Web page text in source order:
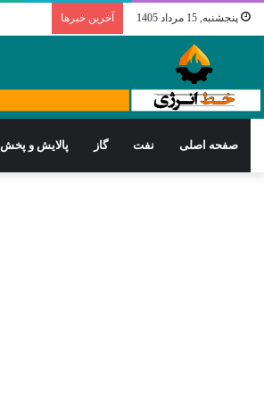
پنجشنبه, 15 مرداد 1405 آخرین خبرها
صفحه اصلی نفت گاز پالایش و پخش